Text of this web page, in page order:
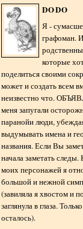
DODO
Я -
графоман.
которые
поделиться своими
может и создать всем
неизвестно что.
меня запугали
паранойи люди,
выдумывать имена и
названия. Если Вы
начала заметать
моих персонажей я
большой и нежной
(завиляла я хвостом и
заглянула в глаза.
осталось).